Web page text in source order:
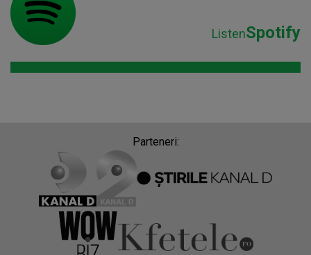
ListenSpotify
Parteneri: